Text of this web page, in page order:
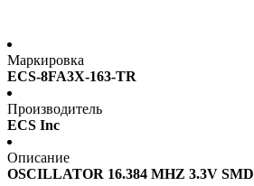
Маркировка
ECS-8FA3X-163-TR
Производитель
ECS Inc
Описание
OSCILLATOR 16.384 MHZ 3.3V SMD